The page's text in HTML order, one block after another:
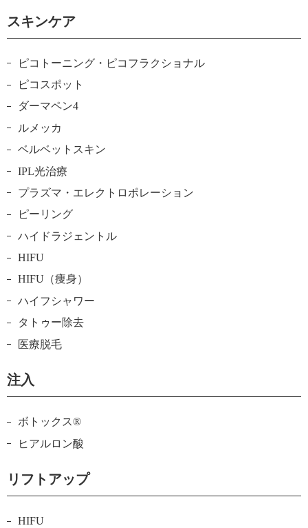
スキンケア
ピコトーニング・ピコフラクショナル
ピコスポット
ダーマペン4
ルメッカ
ベルベットスキン
IPL光治療
プラズマ・エレクトロポレーション
ピーリング
ハイドラジェントル
HIFU
HIFU（痩身）
ハイフシャワー
タトゥー除去
医療脱毛
注入
ボトックス®
ヒアルロン酸
リフトアップ
HIFU